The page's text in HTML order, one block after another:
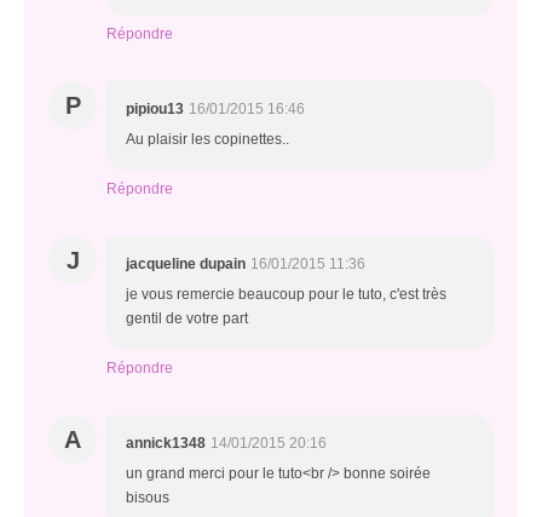
Répondre
P pipiou13 16/01/2015 16:46
Au plaisir les copinettes..
Répondre
J jacqueline dupain 16/01/2015 11:36
je vous remercie beaucoup pour le tuto, c'est très
gentil de votre part
Répondre
A annick1348 14/01/2015 20:16
un grand merci pour le tuto<br /> bonne soirée
bisous